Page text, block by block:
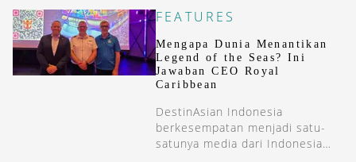
dari Malaga (Spanyol) ke Roma
(Italia).
FEATURES
Mengapa Dunia Menantikan
Legend of the Seas? Ini
Jawaban CEO Royal
Caribbean
DestinAsian Indonesia
berkesempatan menjadi satu-
satunya media dari Indonesia